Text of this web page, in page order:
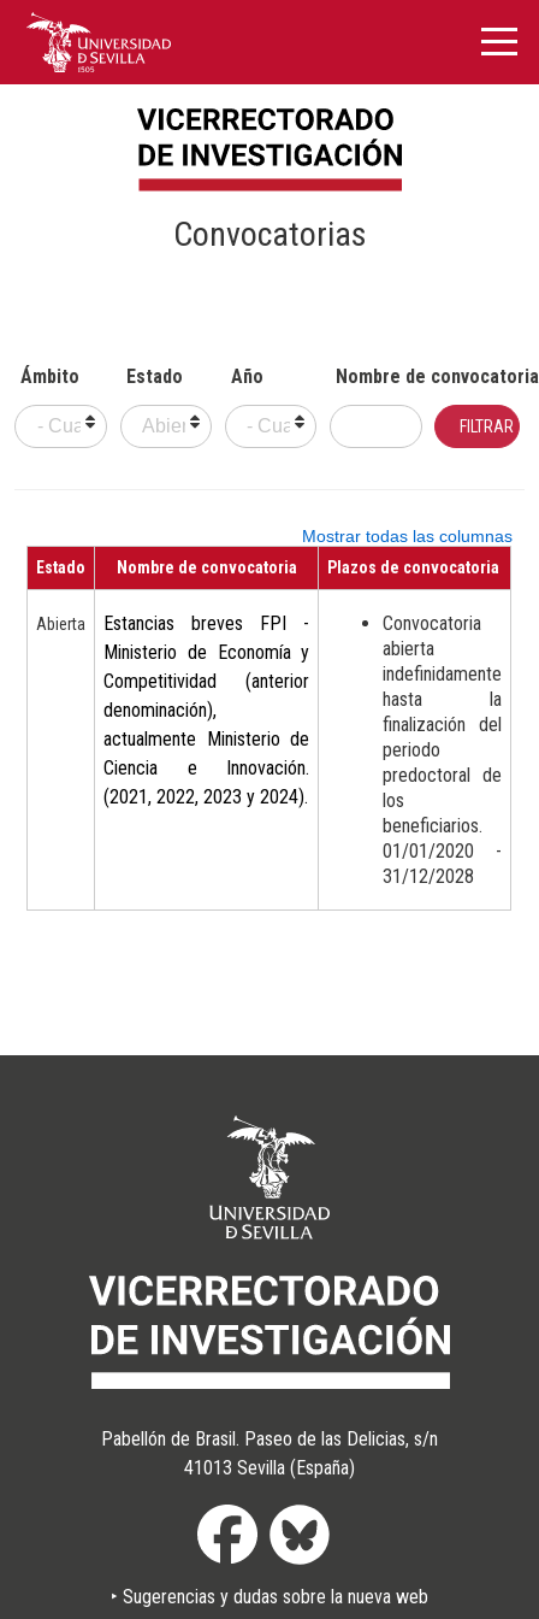
Convocatorias
Ámbito Estado Año Nombre de convocatoria
Mostrar todas las columnas
Estado
Nombre de convocatoria Plazos de convocatoria
Abierta
Estancias breves FPI -
Ministerio de Economía y
Competitividad (anterior
denominación),
actualmente Ministerio de
Ciencia e Innovación.
(2021, 2022, 2023 y 2024).
Convocatoria
abierta
indefinidamente
hasta la
finalización del
periodo
predoctoral de
los
beneficiarios.
01/01/2020 -
31/12/2028
Pabellón de Brasil. Paseo de las Delicias, s/n
41013 Sevilla (España)
‣ Sugerencias y dudas sobre la nueva web